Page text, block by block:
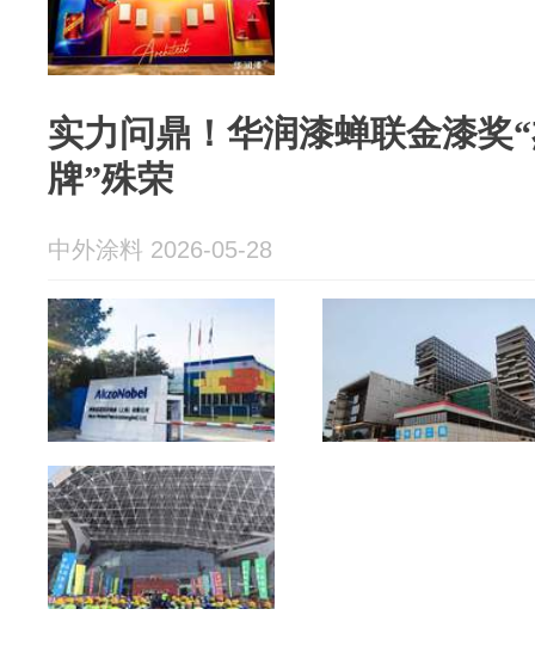
实力问鼎！华润漆蝉联金漆奖
牌”殊荣
中外涂料 2026-05-28